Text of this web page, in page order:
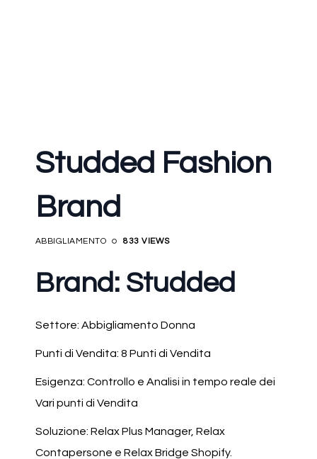
Studded Fashion
Brand
ABBIGLIAMENTO 833 VIEWS
Brand: Studded
Settore: Abbigliamento Donna
Punti di Vendita: 8 Punti di Vendita
Esigenza: Controllo e Analisi in tempo reale dei
Vari punti di Vendita
Soluzione: Relax Plus Manager, Relax
Contapersone e Relax Bridge Shopify.